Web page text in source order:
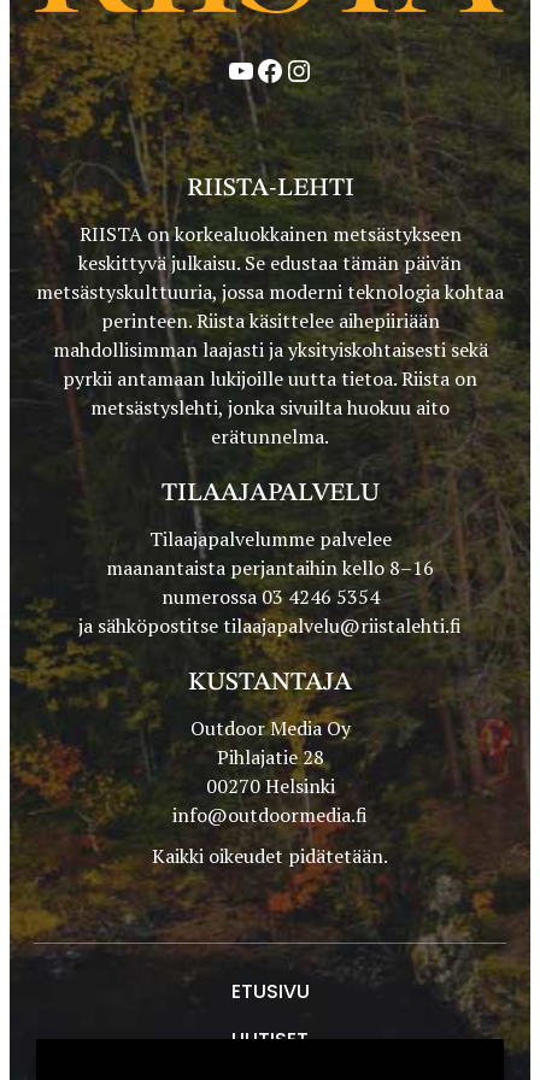
YouTube
Facebook
Instagram
RIISTA-LEHTI
RIISTA on korkealuokkainen metsästykseen
keskittyvä julkaisu. Se edustaa tämän päivän
metsästyskulttuuria, jossa moderni teknologia kohtaa
perinteen. Riista käsittelee aihepiiriään
mahdollisimman laajasti ja yksityiskohtaisesti sekä
pyrkii antamaan lukijoille uutta tietoa. Riista on
metsästyslehti, jonka sivuilta huokuu aito
erätunnelma.
TILAAJAPALVELU
Tilaajapalvelumme palvelee
maanantaista perjantaihin kello 8–16
numerossa 03 4246 5354
ja sähköpostitsetilaajapalvelu@riistalehti.fi
KUSTANTAJA
Outdoor Media Oy
Pihlajatie 28
00270 Helsinki
info@outdoormedia.fi
Kaikki oikeudet pidätetään.
ETUSIVU
UUTISET